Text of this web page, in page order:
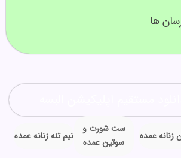
ها
زنانه عمده
ست شورت و
سوتین عمده
نیم تنه زنانه عمده